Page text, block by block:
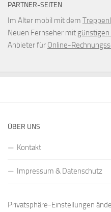
PARTNER-SEITEN
Im Alter mobil mit dem
Neuen Fernseher mit
Anbieter für Online-
ÜBER UNS
Kontakt
Impressum & Datenschutz
Privatsphäre-Einstellungen